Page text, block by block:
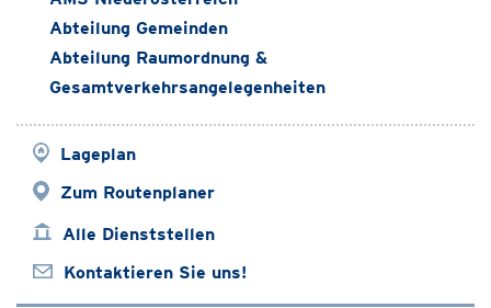
Abteilung Gemeinden
Abteilung Raumordnung &
Gesamtverkehrsangelegenheiten
Lageplan
Zum Routenplaner
Alle Dienststellen
Kontaktieren Sie uns!